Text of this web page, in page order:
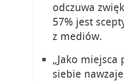
odczuwa
57% jest
z mediów.
„Jako miejsca
siebie